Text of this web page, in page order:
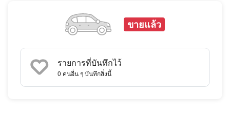
ขายแล้ว
รายการที่บันทึกไว้
0 คนอื่น ๆ บันทึกสิ่งนี้